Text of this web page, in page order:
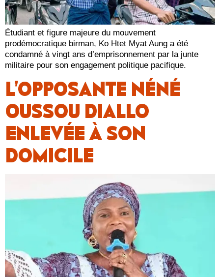
Étudiant et figure majeure du mouvement
prodémocratique birman, Ko Htet Myat Aung a été
condamné à vingt ans d’emprisonnement par la junte
militaire pour son engagement politique pacifique.
L’OPPOSANTE NÉNÉ
OUSSOU DIALLO
ENLEVÉE À SON
DOMICILE